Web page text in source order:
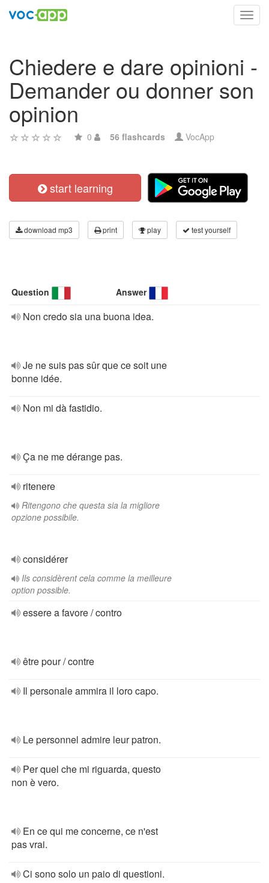
Chiedere e dare opinioni -
Demander ou donner son
opinion
0 56 flashcards VocApp
start learning
download mp3 print play test yourself
Question Answer
Non credo sia una buona idea.
Je ne suis pas sûr que ce soit une
bonne idée.
Non mi dà fastidio.
Ça ne me dérange pas.
ritenere
Ritengono che questa sia la migliore
opzione possibile.
considérer
Ils considèrent cela comme la meilleure
option possible.
essere a favore / contro
être pour / contre
Il personale ammira il loro capo.
Le personnel admire leur patron.
Per quel che mi riguarda, questo
non è vero.
En ce qui me concerne, ce n'est
pas vrai.
Ci sono solo un paio di questioni.